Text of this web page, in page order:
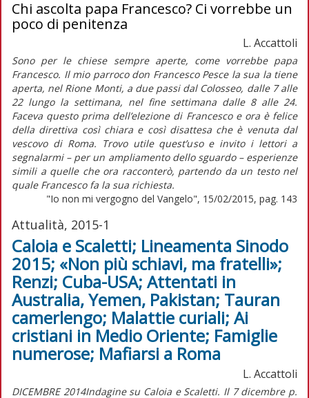
Chi ascolta papa Francesco? Ci vorrebbe un
poco di penitenza
L. Accattoli
Sono per le chiese sempre aperte, come vorrebbe papa
Francesco. Il mio parroco don Francesco Pesce la sua la tiene
aperta, nel Rione Monti, a due passi dal Colosseo, dalle 7 alle
22 lungo la settimana, nel fine settimana dalle 8 alle 24.
Faceva questo prima dell’elezione di Francesco e ora è felice
della direttiva così chiara e così disattesa che è venuta dal
vescovo di Roma. Trovo utile quest’uso e invito i lettori a
segnalarmi – per un ampliamento dello sguardo – esperienze
simili a quelle che ora racconterò, partendo da un testo nel
quale Francesco fa la sua richiesta.
"Io non mi vergogno del Vangelo", 15/02/2015, pag. 143
Attualità, 2015-1
Caloia e Scaletti; Lineamenta Sinodo
2015; «Non più schiavi, ma fratelli»;
Renzi; Cuba-USA; Attentati in
Australia, Yemen, Pakistan; Tauran
camerlengo; Malattie curiali; Ai
cristiani in Medio Oriente; Famiglie
numerose; Mafiarsi a Roma
L. Accattoli
DICEMBRE 2014Indagine su Caloia e Scaletti. Il 7 dicembre p.